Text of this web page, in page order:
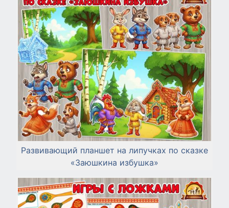
Развивающий планшет на липучках по сказке
«Заюшкина избушка»